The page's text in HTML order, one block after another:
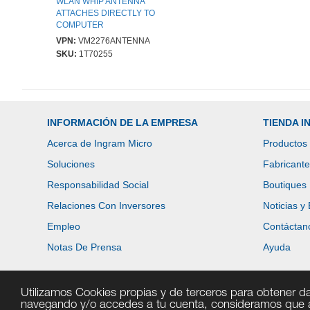
Utilizamos Cookies propias y de terceros para obtener
navegando y/o accedes a tu cuenta, consideramos
ATTACHES DIRECTLY TO
COMPUTER
VPN: VM2276ANTENNA
SKU: 1T70255
INFORMACIÓN DE LA EMPRESA
Acerca de Ingram Micro
Soluciones
Responsabilidad Social
Relaciones Con Inversores
Empleo
Notas De Prensa
TIENDA
Productos
Boutiques
Noticias y
Ayuda
Copyright © 2026 Ingram Micro Inc. Todos los derechos reservados.